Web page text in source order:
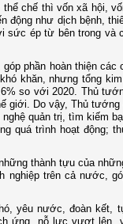
chế thì vốn xã hội,
động như dịch bệnh,
sức ép từ bên trong và
phần hoàn thiện
khăn, nhưng tổng
so với 2020. Thủ
giới. Do vậy, Thủ
quản trị, tìm kiếm
quá trình hoạt động;
thành tựu của
trên cả nước,
yêu nước, đoàn
ứng, nỗ lực vượt